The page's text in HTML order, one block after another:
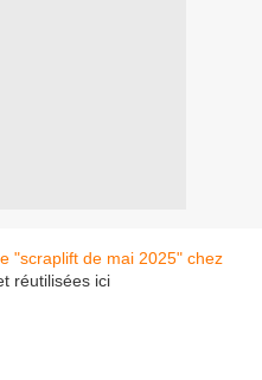
"scraplift de mai 2025" chez
réutilisées ici